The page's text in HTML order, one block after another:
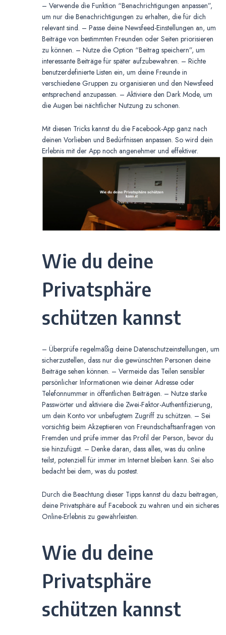
– Verwende die Funktion “Benachrichtigungen anpassen”,
um nur die Benachrichtigungen zu erhalten, die für dich
relevant sind. – Passe deine Newsfeed-Einstellungen an, um
Beiträge von bestimmten Freunden oder Seiten priorisieren
zu können. – Nutze die Option “Beitrag speichern”, um
interessante Beiträge für später aufzubewahren. – Richte
benutzerdefinierte Listen ein, um deine Freunde in
verschiedene Gruppen zu organisieren und den Newsfeed
entsprechend anzupassen. – Aktiviere den Dark Mode, um
die Augen bei nächtlicher Nutzung zu schonen.
Mit diesen Tricks kannst du die Facebook-App ganz nach
deinen Vorlieben und Bedürfnissen anpassen. So wird dein
Erlebnis mit der App noch angenehmer und effektiver.
Wie du deine
Privatsphäre
schützen kannst
– Überprüfe regelmäßig deine Datenschutzeinstellungen, um
sicherzustellen, dass nur die gewünschten Personen deine
Beiträge sehen können. – Vermeide das Teilen sensibler
persönlicher Informationen wie deiner Adresse oder
Telefonnummer in öffentlichen Beiträgen. – Nutze starke
Passwörter und aktiviere die Zwei-Faktor-Authentifizierung,
um dein Konto vor unbefugtem Zugriff zu schützen. – Sei
vorsichtig beim Akzeptieren von Freundschaftsanfragen von
Fremden und prüfe immer das Profil der Person, bevor du
sie hinzufügst. – Denke daran, dass alles, was du online
teilst, potenziell für immer im Internet bleiben kann. Sei also
bedacht bei dem, was du postest.
Durch die Beachtung dieser Tipps kannst du dazu beitragen,
deine Privatsphäre auf Facebook zu wahren und ein sicheres
Online-Erlebnis zu gewährleisten.
Wie du deine
Privatsphäre
schützen kannst